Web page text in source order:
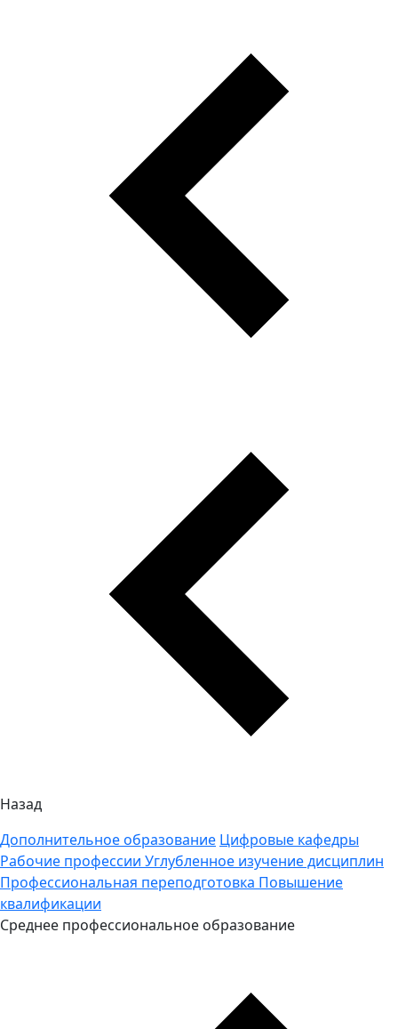
Назад
Дополнительное образование Цифровые кафедры
Рабочие профессии Углубленное изучение дисциплин
Профессиональная переподготовка Повышение
квалификации
Среднее профессиональное образование